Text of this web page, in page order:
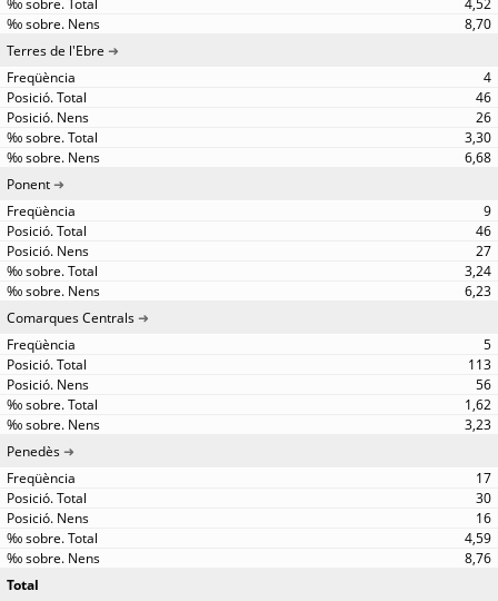
4,52
8,70
Terres de l'Ebre
4
46
26
3,30
6,68
Ponent
9
46
27
3,24
6,23
Comarques Centrals
5
113
56
1,62
3,23
Penedès
17
30
16
4,59
8,76
Total